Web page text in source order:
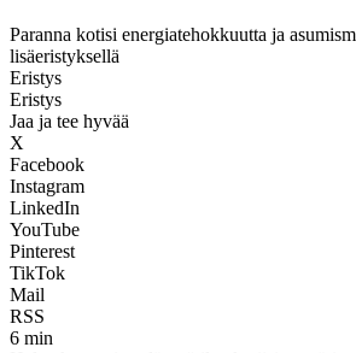
Paranna kotisi energiatehokkuutta ja
lisäeristyksellä
Eristys
Eristys
Jaa ja tee hyvää
X
Facebook
Instagram
LinkedIn
YouTube
Pinterest
TikTok
Mail
RSS
6 min